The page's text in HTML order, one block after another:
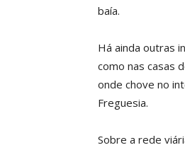
baía.
Há ainda outras
como nas casas
onde chove no
Freguesia.
Sobre a rede